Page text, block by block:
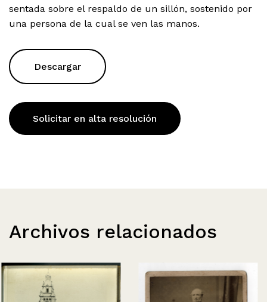
sentada sobre el respaldo de un sillón, sostenido por
una persona de la cual se ven las manos.
Descargar
Solicitar en alta resolución
Archivos relacionados